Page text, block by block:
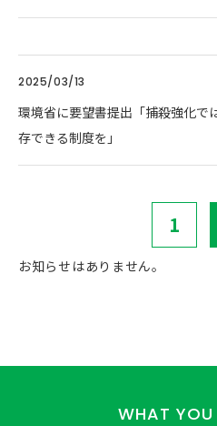
2025/03/13
環境省に要望書提出「捕殺強化で
存できる制度を」
1
お知らせはありません。
WHAT